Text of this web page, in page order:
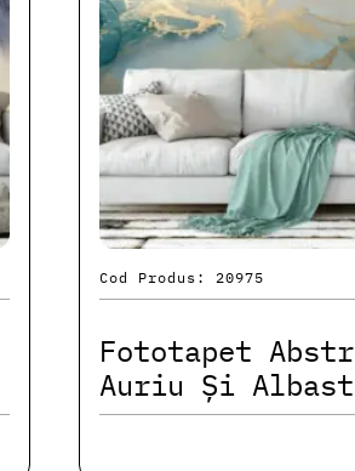
Cod Produs: 20975
Fototapet
Auriu Și